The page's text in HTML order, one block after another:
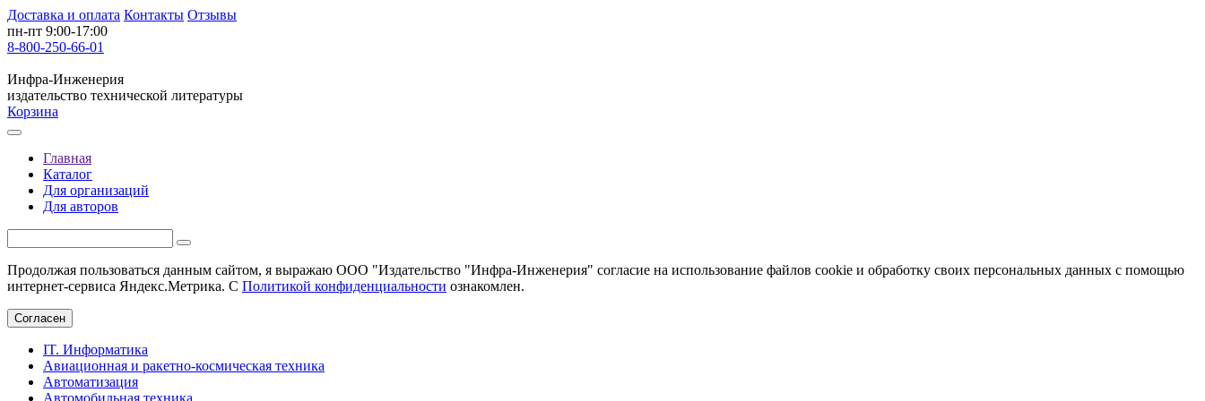
Доставка и оплата Контакты Отзывы
пн-пт 9:00-17:00
8-800-250-66-01
Инфра-Инженерия
издательство технической литературы
Корзина
Главная
Каталог
Для организаций
Для авторов
Продолжая пользоваться данным сайтом, я выражаю ООО "Издательство "Инфра-Инженерия" согласие на использование файлов cookie и обработку своих персональных данных с помощью
интернет-сервиса Яндекс.Метрика. С Политикой конфиденциальности ознакомлен.
Согласен
IT. Информатика
Авиационная и ракетно-космическая техника
Автоматизация
Автомобильная техника